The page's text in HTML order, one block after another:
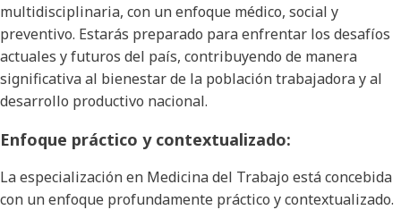
multidisciplinaria, con un enfoque médico, social y
preventivo. Estarás preparado para enfrentar los desafíos
actuales y futuros del país, contribuyendo de manera
significativa al bienestar de la población trabajadora y al
desarrollo productivo nacional.
Enfoque práctico y contextualizado:
La especialización en Medicina del Trabajo está concebida
con un enfoque profundamente práctico y contextualizado.